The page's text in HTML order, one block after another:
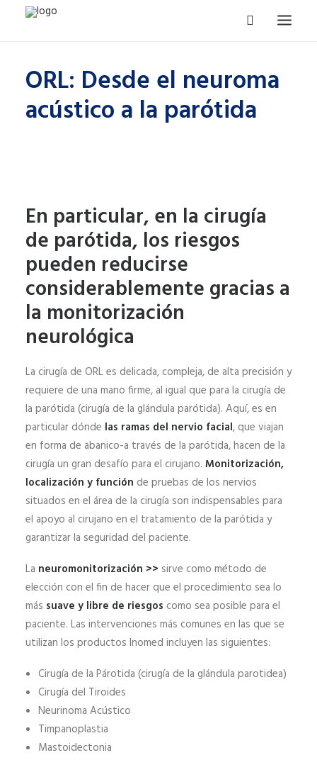
MAXILO-FACIAL
CABEZA Y CUELLO
CURSOS Y CONGRESOS
CONTACTO
ORL: Desde el neuroma
acústico a la parótida
En particular, en la cirugía
de parótida, los riesgos
pueden reducirse
considerablemente gracias a
la monitorización
neurológica
La cirugía de ORL es delicada, compleja, de alta precisión y
requiere de una mano firme, al igual que para la cirugía de
la parótida (cirugía de la glándula parótida). Aquí, es en
particular dónde las ramas del nervio facial, que viajan
en forma de abanico-a través de la parótida, hacen de la
cirugía un gran desafío para el cirujano. Monitorización,
localización y función de pruebas de los nervios
situados en el área de la cirugía son indispensables para
el apoyo al cirujano en el tratamiento de la parótida y
garantizar la seguridad del paciente.
La neuromonitorización >> sirve como método de
elección con el fin de hacer que el procedimiento sea lo
más suave y libre de riesgos como sea posible para el
paciente. Las intervenciones más comunes en las que se
utilizan los productos Inomed incluyen las siguientes:
Cirugía de la Párotida (cirugía de la glándula parotidea)
Cirugía del Tiroides
Neurinoma Acústico
Timpanoplastia
Mastoidectonia